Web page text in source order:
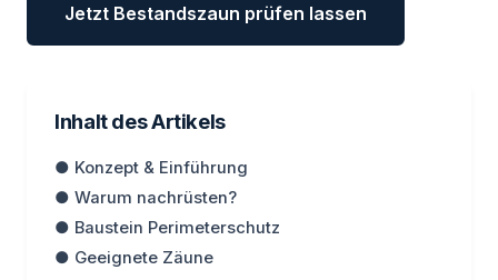
Jetzt Bestandszaun prüfen lassen
Inhalt des Artikels
● Konzept & Einführung
● Warum nachrüsten?
● Baustein Perimeterschutz
● Geeignete Zäune